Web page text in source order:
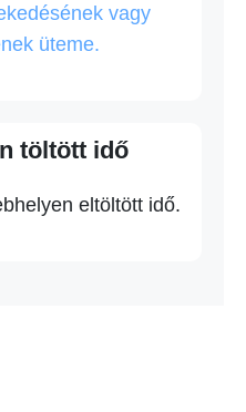
vagy
üteme.
töltött idő
eltöltött idő.